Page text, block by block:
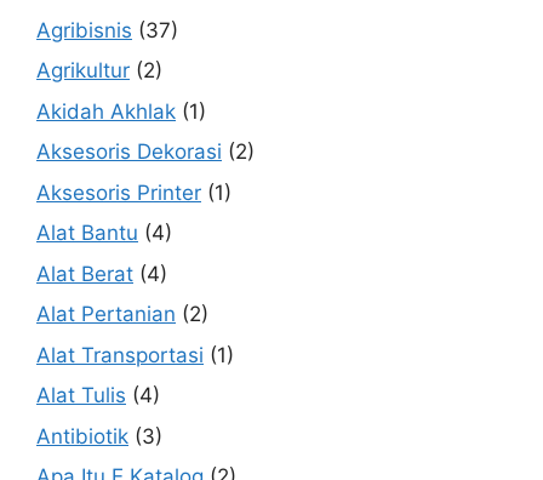
Agribisnis (37)
Agrikultur (2)
Akidah Akhlak (1)
Aksesoris Dekorasi (2)
Aksesoris Printer (1)
Alat Bantu (4)
Alat Berat (4)
Alat Pertanian (2)
Alat Transportasi (1)
Alat Tulis (4)
Antibiotik (3)